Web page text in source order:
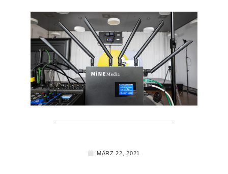
MÄRZ 22, 2021